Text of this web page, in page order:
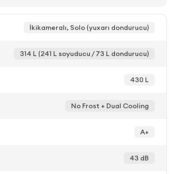
İkikameralı, Solo (yuxarı dondurucu)
314 L (241 L soyuducu / 73 L dondurucu)
430 L
No Frost + Dual Cooling
A+
43 dB